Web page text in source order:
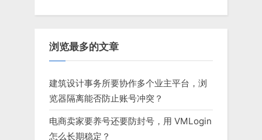
浏览最多的文章
建筑设计事务所要协作多个业主平台，浏
览器隔离能否防止账号冲突？
电商卖家要养号还要防封号，用 VMLogin
怎么长期稳定？